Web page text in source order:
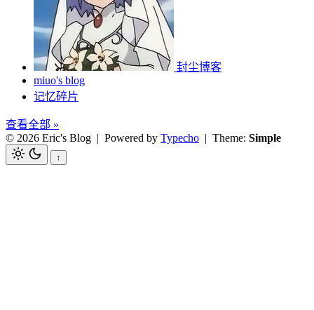
封尘博客
miuo's blog
记忆碎片
查看全部 »
© 2026 Eric's Blog | Powered by Typecho | Theme: Simple
↑